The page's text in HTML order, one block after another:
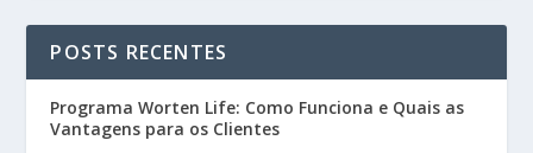
POSTS RECENTES
Programa Worten Life: Como Funciona e Quais as
Vantagens para os Clientes